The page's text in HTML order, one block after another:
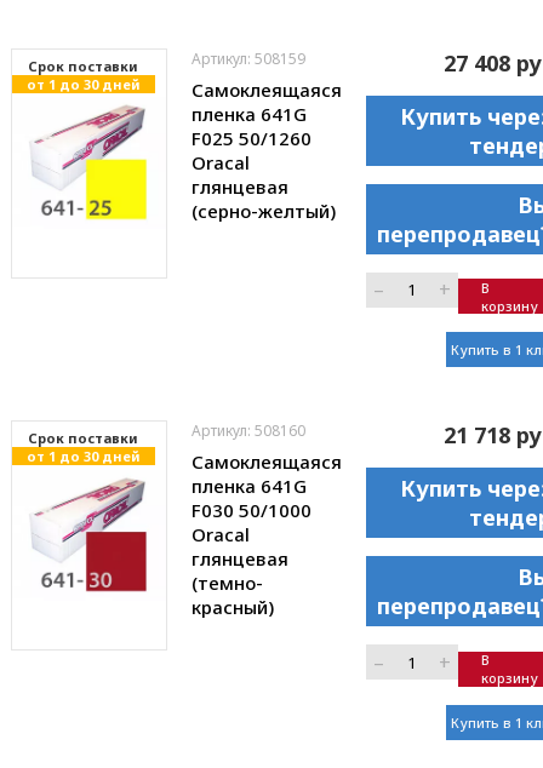
Cрок поставки
от 1 до 30 дней
Артикул: 508159
Самоклеящаяся
пленка 641G
F025 50/1260
Oracal
глянцевая
(серно-желтый)
27 408
Купить
– +
В
корзину
Купить в 1
Cрок поставки
от 1 до 30 дней
Артикул: 508160
Самоклеящаяся
пленка 641G
F030 50/1000
Oracal
глянцевая
(темно-
красный)
21 718
Купить
– +
В
корзину
Купить в 1